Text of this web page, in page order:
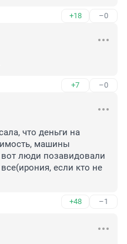
+18 –0
+7 –0
что деньги на
машины
люди позавидовали
если кто не
+48 –1